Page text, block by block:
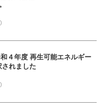
４年度 再生可能エネルギー
れました